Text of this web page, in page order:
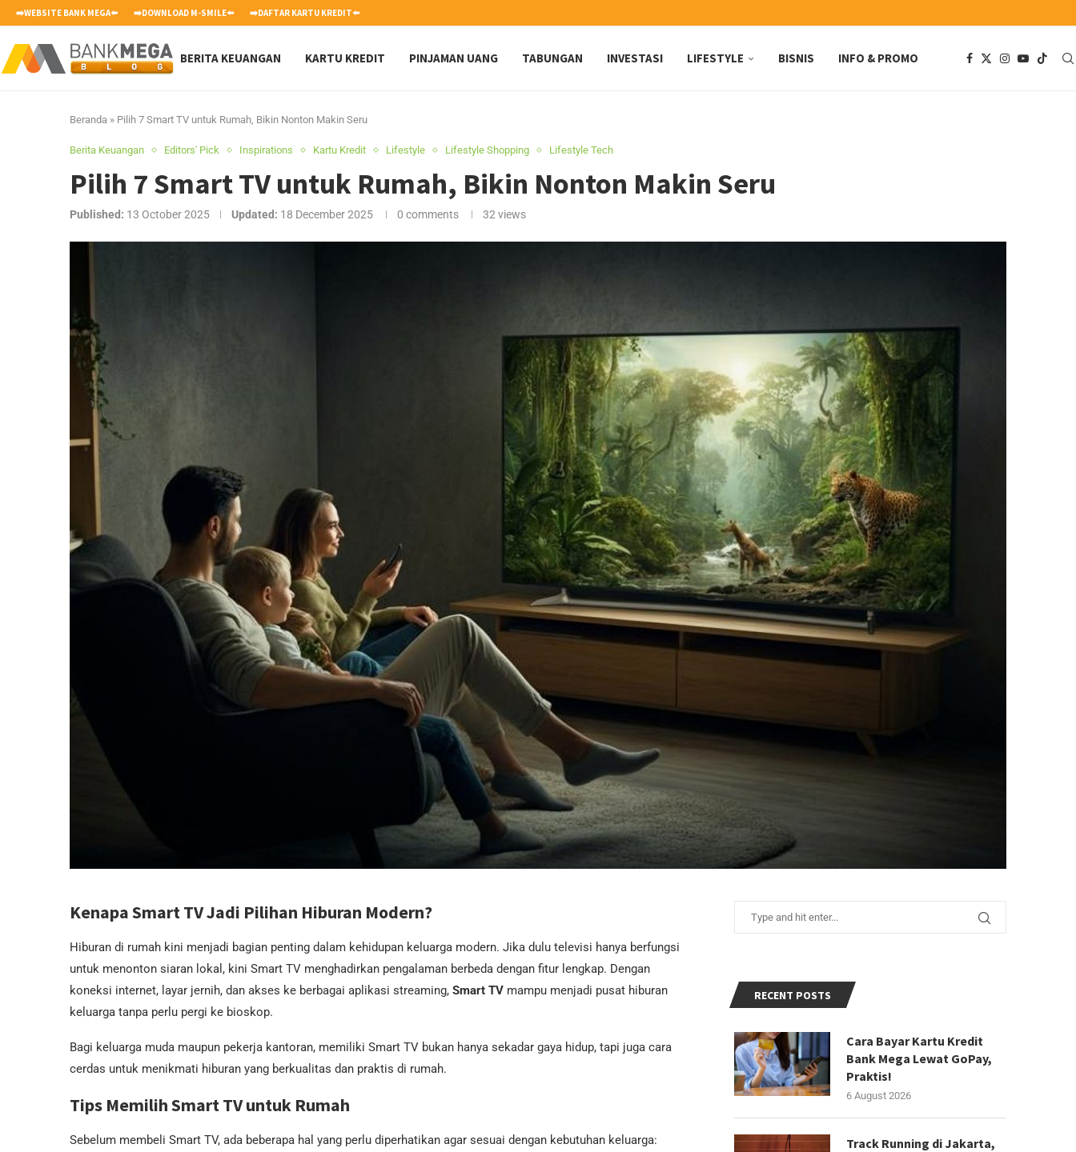
➡️WEBSITE BANK MEGA⬅️ ➡️DOWNLOAD M-SMILE⬅️ ➡️DAFTAR KARTU KREDIT⬅️
BERITA KEUANGAN KARTU KREDIT PINJAMAN UANG TABUNGAN INVESTASI LIFESTYLE BISNIS INFO & PROMO
Beranda » Pilih 7 Smart TV untuk Rumah, Bikin Nonton Makin Seru
Berita Keuangan Editors' Pick Inspirations Kartu Kredit Lifestyle Lifestyle Shopping Lifestyle Tech
Pilih 7 Smart TV untuk Rumah, Bikin Nonton Makin Seru
Published: 13 October 2025 Updated: 18 December 2025 0 comments 32 views
Kenapa Smart TV Jadi Pilihan Hiburan Modern?
Hiburan di rumah kini menjadi bagian penting dalam kehidupan keluarga modern. Jika dulu televisi hanya berfungsi
untuk menonton siaran lokal, kini Smart TV menghadirkan pengalaman berbeda dengan fitur lengkap. Dengan
koneksi internet, layar jernih, dan akses ke berbagai aplikasi streaming, Smart TV mampu menjadi pusat hiburan
keluarga tanpa perlu pergi ke bioskop.
Bagi keluarga muda maupun pekerja kantoran, memiliki Smart TV bukan hanya sekadar gaya hidup, tapi juga cara
cerdas untuk menikmati hiburan yang berkualitas dan praktis di rumah.
Tips Memilih Smart TV untuk Rumah
Sebelum membeli Smart TV, ada beberapa hal yang perlu diperhatikan agar sesuai dengan kebutuhan keluarga:
RECENT POSTS
Cara Bayar Kartu Kredit
Bank Mega Lewat GoPay,
Praktis!
6 August 2026
Track Running di Jakarta,